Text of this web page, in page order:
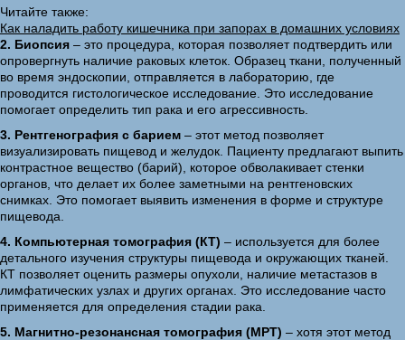
Читайте также:
Как наладить работу кишечника при запорах в домашних условиях
2. Биопсия – это процедура, которая позволяет подтвердить или
опровергнуть наличие раковых клеток. Образец ткани, полученный
во время эндоскопии, отправляется в лабораторию, где
проводится гистологическое исследование. Это исследование
помогает определить тип рака и его агрессивность.
3. Рентгенография с барием – этот метод позволяет
визуализировать пищевод и желудок. Пациенту предлагают выпить
контрастное вещество (барий), которое обволакивает стенки
органов, что делает их более заметными на рентгеновских
снимках. Это помогает выявить изменения в форме и структуре
пищевода.
4. Компьютерная томография (КТ) – используется для более
детального изучения структуры пищевода и окружающих тканей.
КТ позволяет оценить размеры опухоли, наличие метастазов в
лимфатических узлах и других органах. Это исследование часто
применяется для определения стадии рака.
5. Магнитно-резонансная томография (МРТ) – хотя этот метод